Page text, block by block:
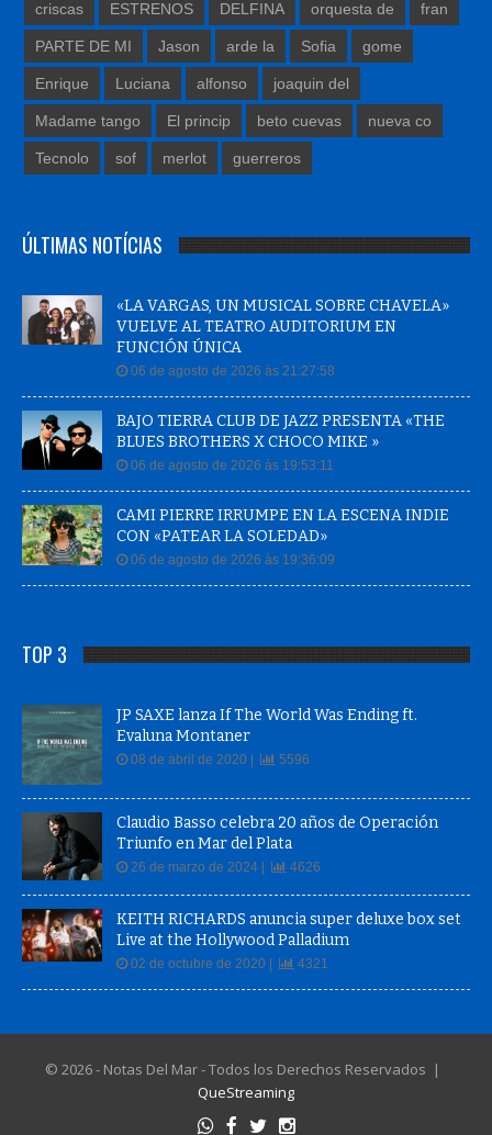
criscas ESTRENOS DELFINA orquesta de fran
PARTE DE MI Jason arde la Sofia gome
Enrique Luciana alfonso joaquin del
Madame tango El princip beto cuevas nueva co
Tecnolo sof merlot guerreros
ÚLTIMAS NOTÍCIAS
«LA VARGAS, UN MUSICAL SOBRE CHAVELA»
VUELVE AL TEATRO AUDITORIUM EN
FUNCIÓN ÚNICA
06 de agosto de 2026 às 21:27:58
BAJO TIERRA CLUB DE JAZZ PRESENTA «THE
BLUES BROTHERS X CHOCO MIKE »
06 de agosto de 2026 às 19:53:11
CAMI PIERRE IRRUMPE EN LA ESCENA INDIE
CON «PATEAR LA SOLEDAD»
06 de agosto de 2026 às 19:36:09
TOP 3
JP SAXE lanza If The World Was Ending ft.
Evaluna Montaner
08 de abril de 2020 | 5596
Claudio Basso celebra 20 años de Operación
Triunfo en Mar del Plata
26 de marzo de 2024 | 4626
KEITH RICHARDS anuncia super deluxe box set
Live at the Hollywood Palladium
02 de octubre de 2020 | 4321
© 2026 - Notas Del Mar - Todos los Derechos Reservados |
QueStreaming